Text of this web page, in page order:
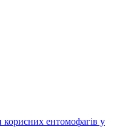
корисних ентомофагів у